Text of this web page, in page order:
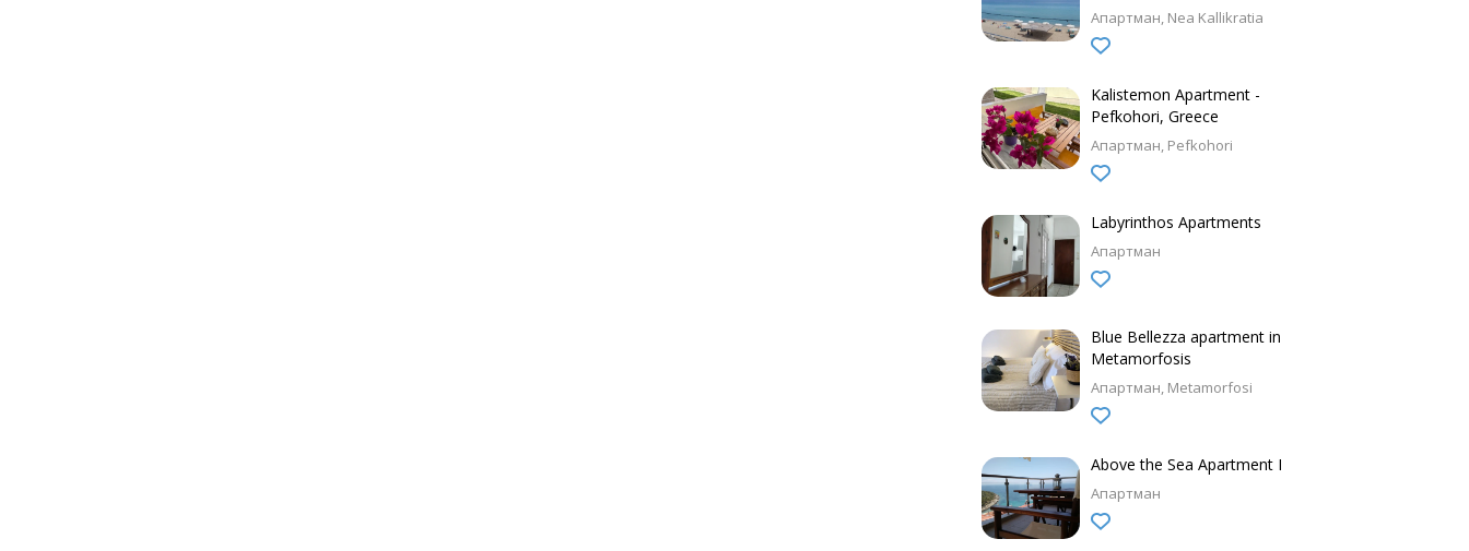
Апартман Nea Kallikratia
Kalistemon Apartment -
Pefkohori, Greece
Апартман Pefkohori
Labyrinthos Apartments
Апартман
Blue Bellezza apartment in
Metamorfosis
Апартман Metamorfosi
Above the Sea Apartment I
Апартман